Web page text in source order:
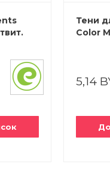
Тени
Color
5,14